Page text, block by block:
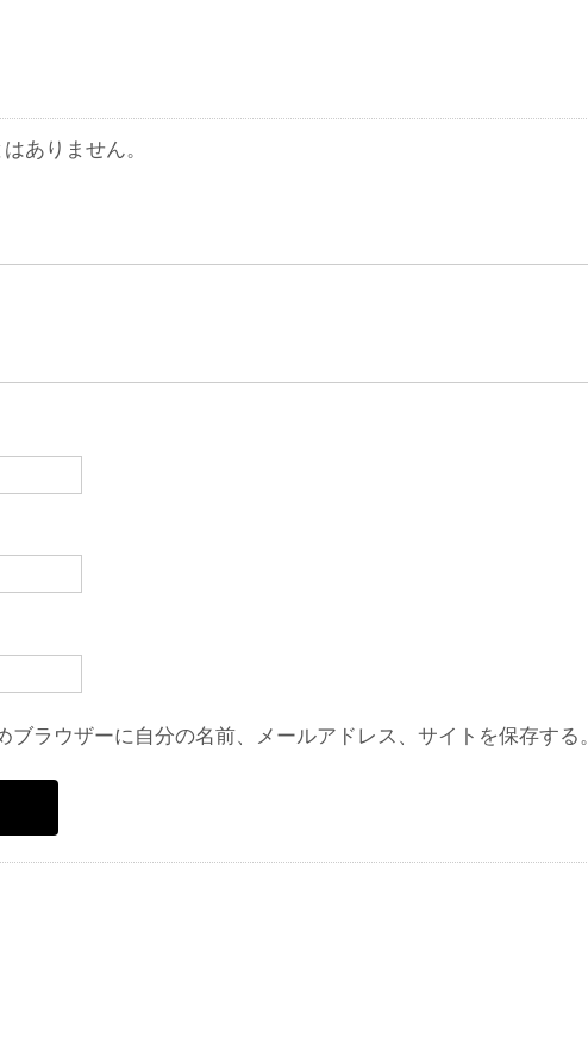
ありません。
ラウザーに自分の名前、メールアドレス、サイトを保存する。